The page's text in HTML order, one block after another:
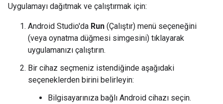
Uygulamayı dağıtmak ve çalıştırmak için:
Android Studio'da Run (Çalıştır) menü seçeneğini
(veya oynatma düğmesi simgesini) tıklayarak
uygulamanızı çalıştırın.
Bir cihaz seçmeniz istendiğinde aşağıdaki
seçeneklerden birini belirleyin:
Bilgisayarınıza bağlı Android cihazı seçin.